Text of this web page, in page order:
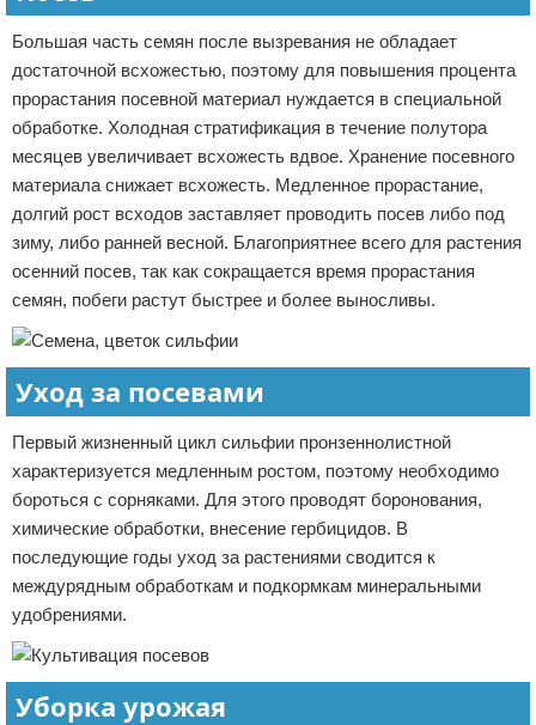
Большая часть семян после вызревания не обладает
достаточной всхожестью, поэтому для повышения процента
прорастания посевной материал нуждается в специальной
обработке. Холодная стратификация в течение полутора
месяцев увеличивает всхожесть вдвое. Хранение посевного
материала снижает всхожесть. Медленное прорастание,
долгий рост всходов заставляет проводить посев либо под
зиму, либо ранней весной. Благоприятнее всего для растения
осенний посев, так как сокращается время прорастания
семян, побеги растут быстрее и более выносливы.
Уход за посевами
Первый жизненный цикл сильфии пронзеннолистной
характеризуется медленным ростом, поэтому необходимо
бороться с сорняками. Для этого проводят боронования,
химические обработки, внесение гербицидов. В
последующие годы уход за растениями сводится к
междурядным обработкам и подкормкам минеральными
удобрениями.
Уборка урожая